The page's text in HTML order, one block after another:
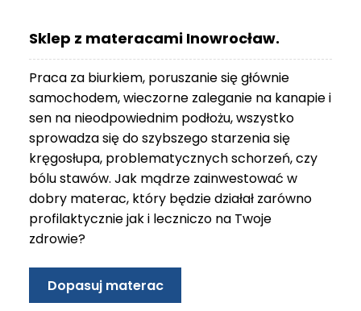
Sklep z materacami Inowrocław.
Praca za biurkiem, poruszanie się głównie
samochodem, wieczorne zaleganie na kanapie i
sen na nieodpowiednim podłożu, wszystko
sprowadza się do szybszego starzenia się
kręgosłupa, problematycznych schorzeń, czy
bólu stawów. Jak mądrze zainwestować w
dobry materac, który będzie działał zarówno
profilaktycznie jak i leczniczo na Twoje
zdrowie?
Dopasuj materac